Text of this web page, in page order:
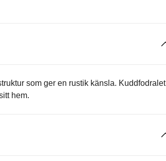
som ger en rustik känsla. Kuddfodralet
hem.